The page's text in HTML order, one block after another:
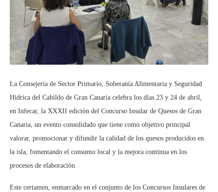
La Consejería de Sector Primario, Soberanía Alimentaria y Seguridad
Hídrica del Cabildo de Gran Canaria celebra los días 23 y 24 de abril,
en Infecar, la XXXII edición del Concurso Insular de Quesos de Gran
Canaria, un evento consolidado que tiene como objetivo principal
valorar, promocionar y difundir la calidad de los quesos producidos en
la isla, fomentando el consumo local y la mejora continua en los
procesos de elaboración.
Este certamen, enmarcado en el conjunto de los Concursos Insulares de